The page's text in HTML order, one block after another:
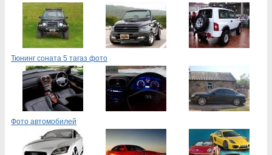
Тюнинг соната 5 тагаз фото
Фото автомобилей